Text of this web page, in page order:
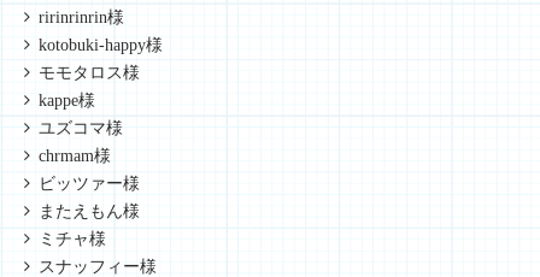
ririnrinrin様
kotobuki-happy様
モモタロス様
kappe様
ユズコマ様
chrmam様
ビッツァー様
またえもん様
ミチャ様
スナッフィー様